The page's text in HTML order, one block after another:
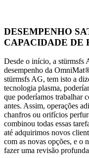
DESEMPENHO
CAPACIDADE DE
Desde o início, a stürmsfs
desempenho da
stürmsfs AG, tem isto a
tecnologia plasma,
que poderíamos trabalhar
antes. Assim, operações
chanfros ou orifícios
combinou todas essas
até adquirimos novos
com as novas opções, e o
fazer uma revisão